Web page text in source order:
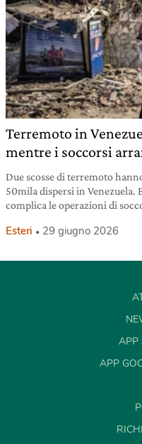
Terremoto in
mentre i soccorsi
Due scosse di terremoto
50mila dispersi in Venezuela.
complica le operazioni di
Esteri 29 giugno 2026
APP
APP